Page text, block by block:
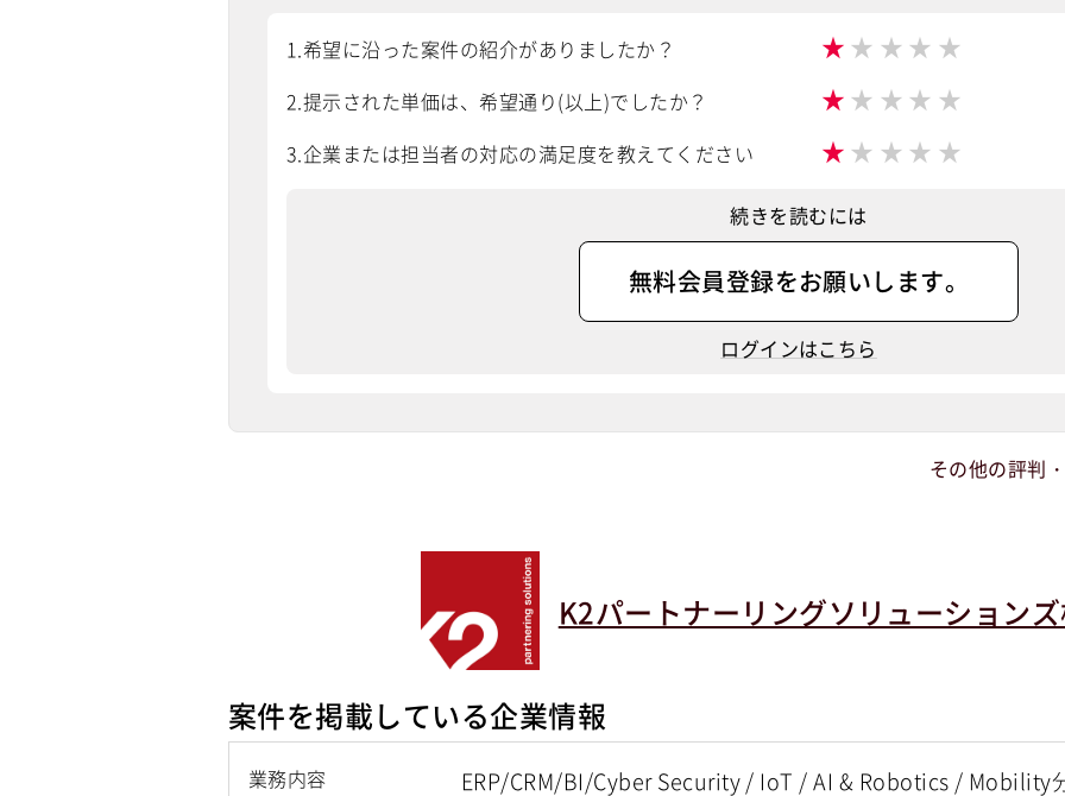
1.希望に沿った案件の紹介がありましたか？ ★ ★ ★ ★ ★
2.提示された単価は、希望通り(以上)でしたか？ ★ ★ ★ ★ ★
3.企業または担当者の対応の満足度を教えてください ★ ★ ★ ★ ★
続きを読むには
無料会員登録をお願いします。
ログインはこちら
その他の評判
K2パートナーリングソリューション
案件を掲載している企業情報
業務内容 ERP/CRM/BI/Cyber Security / IoT / AI & Robotics / Mobility